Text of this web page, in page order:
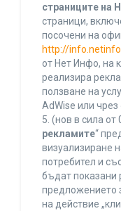
страниците на
страници,
посочени на
http://
от Нет Инфо, на
реализира
ползване на
AdWise или
5. (нов в сила от
рекламите“
визуализиране
потребител и
бъдат показани
предложението
на действие